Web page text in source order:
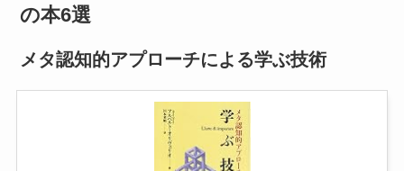
の本6選
メタ認知的アプローチによる学ぶ技術